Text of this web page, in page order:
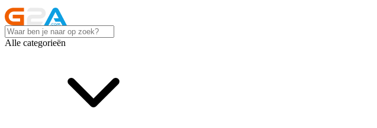
Alle categorieën